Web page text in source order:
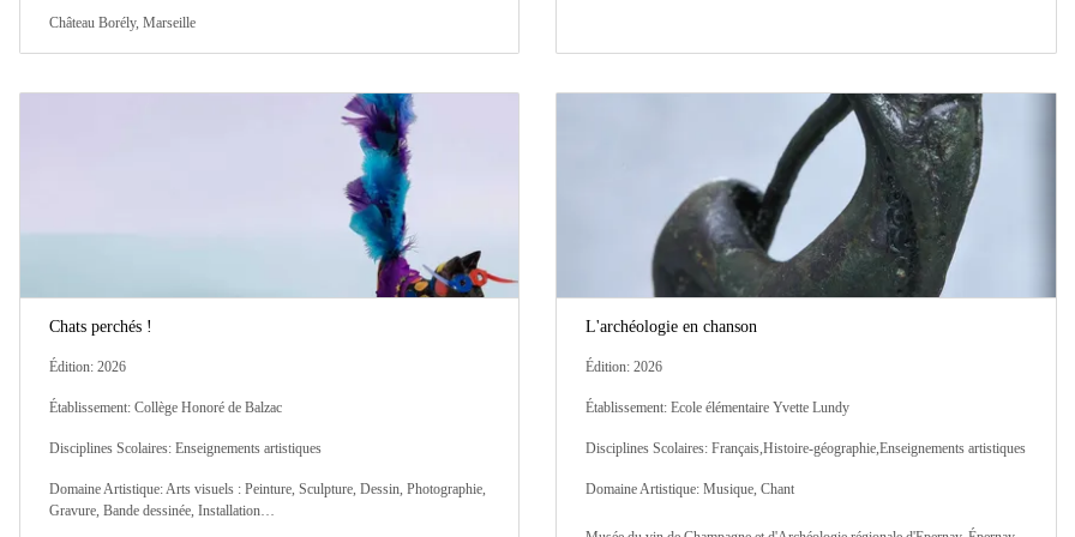
Château Borély, Marseille
Chats perchés !
Édition: 2026
Établissement: Collège Honoré de Balzac
Disciplines Scolaires: Enseignements artistiques
Domaine Artistique: Arts visuels : Peinture, Sculpture, Dessin, Photographie,
Gravure, Bande dessinée, Installation…
L'archéologie en chanson
Édition: 2026
Établissement: Ecole élémentaire Yvette Lundy
Disciplines Scolaires: Français,Histoire-géographie,Enseignements artistiques
Domaine Artistique: Musique, Chant